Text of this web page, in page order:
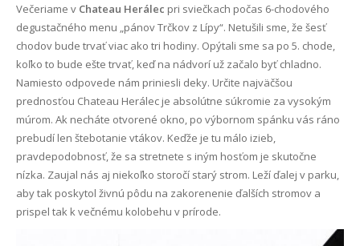
Večeriame v Chateau Herálec pri sviečkach počas 6-chodového
degustačného menu „pánov Trčkov z Lípy“. Netušili sme, že šesť
chodov bude trvať viac ako tri hodiny. Opýtali sme sa po 5. chode,
koľko to bude ešte trvať, keď na nádvorí už začalo byť chladno.
Namiesto odpovede nám priniesli deky. Určite najväčšou
prednosťou Chateau Herálec je absolútne súkromie za vysokým
múrom. Ak necháte otvorené okno, po výbornom spánku vás ráno
prebudí len štebotanie vtákov. Keďže je tu málo izieb,
pravdepodobnosť, že sa stretnete s iným hosťom je skutočne
nízka. Zaujal nás aj niekoľko storočí starý strom. Leží ďalej v parku,
aby tak poskytol živnú pôdu na zakorenenie ďalších stromov a
prispel tak k večnému kolobehu v prírode.